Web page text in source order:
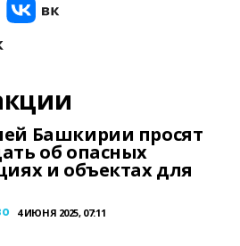
Башкирии просят
об опасных
и объектах для
4 ИЮНЯ 2025, 07:11